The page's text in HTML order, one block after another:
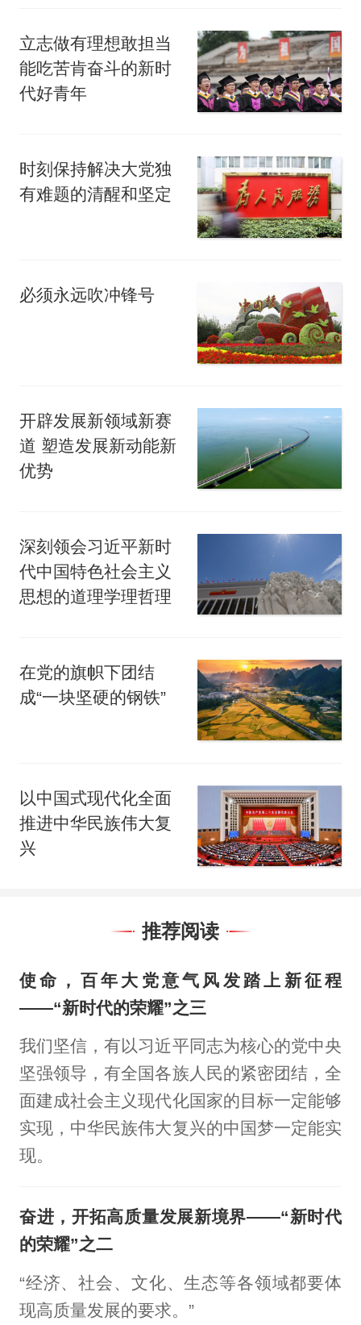
立志做有理想敢担当
能吃苦肯奋斗的新时
代好青年
时刻保持解决大党独
有难题的清醒和坚定
必须永远吹冲锋号
开辟发展新领域新赛
道 塑造发展新动能新
优势
深刻领会习近平新时
代中国特色社会主义
思想的道理学理哲理
在党的旗帜下团结
成“一块坚硬的钢铁”
以中国式现代化全面
推进中华民族伟大复
兴
推荐阅读
使命，百年大党意气风发踏上新征程
——“新时代的荣耀”之三
我们坚信，有以习近平同志为核心的党中央
坚强领导，有全国各族人民的紧密团结，全
面建成社会主义现代化国家的目标一定能够
实现，中华民族伟大复兴的中国梦一定能实
现。
奋进，开拓高质量发展新境界——“新时代
的荣耀”之二
“经济、社会、文化、生态等各领域都要体
现高质量发展的要求。”